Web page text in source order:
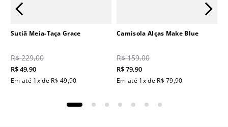
Sutiã Meia-Taça Grace
R$ 229,00
R$49,90
Em até 1x de R$ 49,90
Camisola Alças Make Blue
R$ 159,00
R$79,90
Em até 1x de R$ 79,90